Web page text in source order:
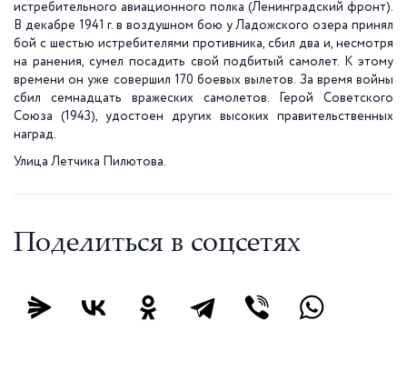
истребительного авиационного полка (Ленинградский фронт).
В декабре 1941 г. в воздушном бою у Ладожского озера принял
бой с шестью истребителями противника, сбил два и, несмотря
на ранения, сумел посадить свой подбитый самолет. К этому
времени он уже совершил 170 боевых вылетов. За время войны
сбил семнадцать вражеских самолетов. Герой Советского
Союза (1943), удостоен других высоких правительственных
наград.
Улица Летчика Пилютова.
Поделиться в соцсетях